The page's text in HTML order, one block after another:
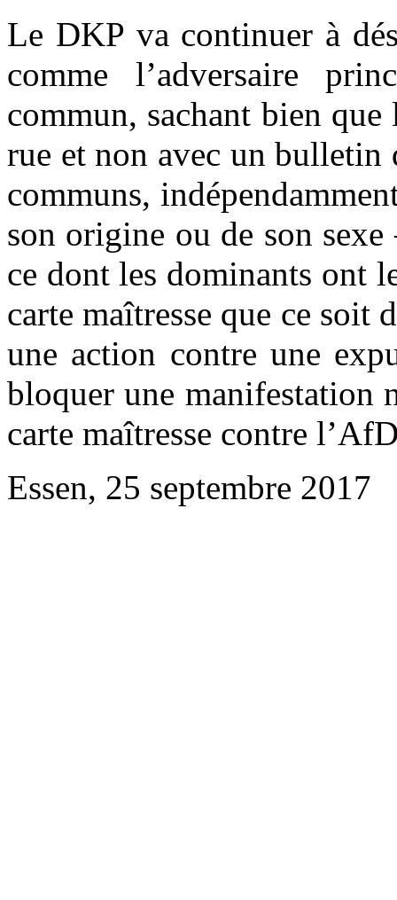
Le DKP va continuer à
comme l’adversaire
commun, sachant bien que
rue et non avec un bulletin
communs,
son origine ou de son
ce dont les dominants ont
carte maîtresse que ce soit
une action contre une
bloquer une manifestation
carte maîtresse contre
Essen, 25 septembre 2017